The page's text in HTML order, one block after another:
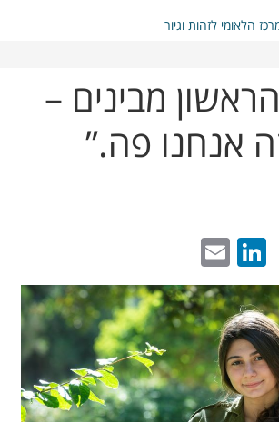
הלאומי לזהות וגיור
מבינים –
אנחנו פה.”
WhatsApp
LinkedIn